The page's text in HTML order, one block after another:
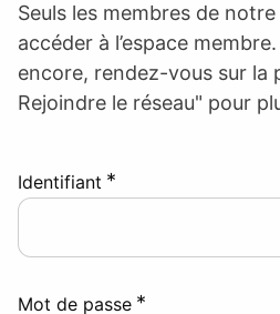
Seuls les membres de
accéder à l’espace
encore, rendez-vous sur la
Rejoindre le réseau" pour
Identifiant *
Mot de passe *